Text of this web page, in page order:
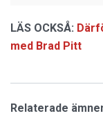
LÄS OCKSÅ:
med Brad Pitt
Relaterade